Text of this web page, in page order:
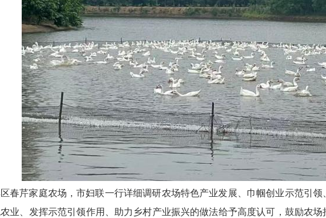
春芹家庭农场，市妇联一行详细调研农场特色产业发展、巾帼创业示范引
业、发挥示范引领作用、助力乡村产业振兴的做法给予高度认可，鼓励农